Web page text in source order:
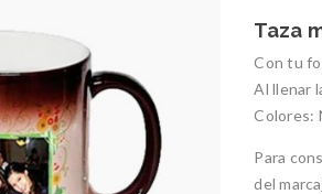
Taza
Con tu
Al llenar
Colores:
Para
del